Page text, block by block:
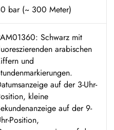
bar (~ 300 Meter)
Schwarz mit
arabischen
und
auf der 3-Uhr-
kleine
auf der 9-
Position,